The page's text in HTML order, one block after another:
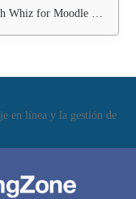
for Moodle LMS?
en línea y la gestión de